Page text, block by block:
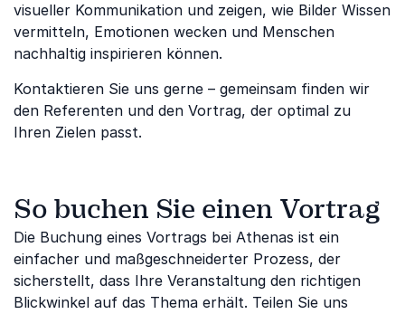
visueller Kommunikation und zeigen, wie Bilder Wissen
vermitteln, Emotionen wecken und Menschen
nachhaltig inspirieren können.
Kontaktieren Sie uns gerne – gemeinsam finden wir
den Referenten und den Vortrag, der optimal zu
Ihren Zielen passt.
So buchen Sie einen Vortrag
Die Buchung eines Vortrags bei Athenas ist ein
einfacher und maßgeschneiderter Prozess, der
sicherstellt, dass Ihre Veranstaltung den richtigen
Blickwinkel auf das Thema erhält. Teilen Sie uns